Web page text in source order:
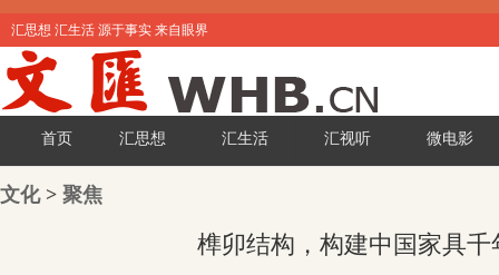
汇思想 汇生活 源于事实 来自眼界
首页 汇思想 汇生活 汇视听 微电影
文化> 聚焦
榫卯结构，构建中国家具千